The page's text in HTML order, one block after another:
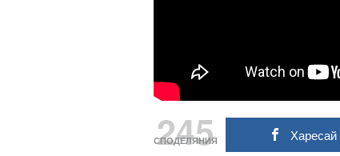
245
СПОДЕЛЯНИЯ Харесай